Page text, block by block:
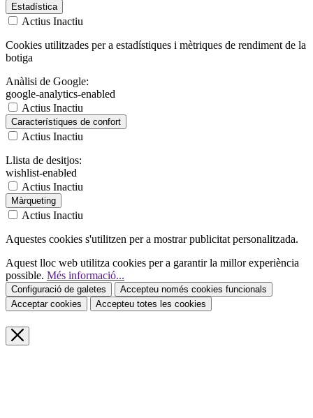
Estadística
Actius Inactiu
Cookies utilitzades per a estadístiques i mètriques de rendiment de la
botiga
Anàlisi de Google:
google-analytics-enabled
Actius Inactiu
Característiques de confort
Actius Inactiu
Llista de desitjos:
wishlist-enabled
Actius Inactiu
Màrqueting
Actius Inactiu
Aquestes cookies s'utilitzen per a mostrar publicitat personalitzada.
Aquest lloc web utilitza cookies per a garantir la millor experiència
possible. Més informació...
Configuració de galetes
Accepteu només cookies funcionals
Acceptar cookies
Accepteu totes les cookies